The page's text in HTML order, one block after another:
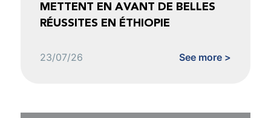
METTENT EN AVANT DE BELLES
RÉUSSITES EN ÉTHIOPIE
23/07/26 See more >